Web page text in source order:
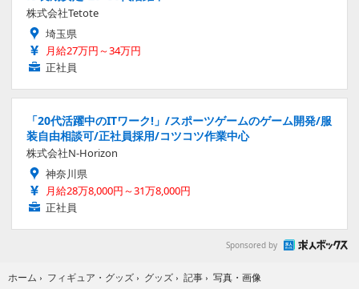
株式会社Tetote
埼玉県
月給27万円～34万円
正社員
「20代活躍中のITワーク!」/スポーツゲームのゲーム開発/服
装自由相談可/正社員採用/コツコツ作業中心
株式会社N-Horizon
神奈川県
月給28万8,000円～31万8,000円
正社員
Sponsored by
ホーム › フィギュア・グッズ › グッズ › 記事 › 写真・画像